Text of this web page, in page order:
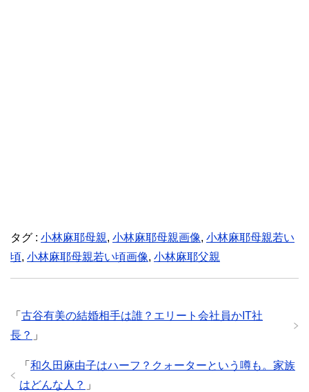
タグ : 小林麻耶母親, 小林麻耶母親画像, 小林麻耶母親若い
頃, 小林麻耶母親若い頃画像, 小林麻耶父親
「 古谷有美の結婚相手は誰？エリート会社員かIT社
長？ 」
「 和久田麻由子はハーフ？クォーターという噂も。家族
はどんな人？ 」